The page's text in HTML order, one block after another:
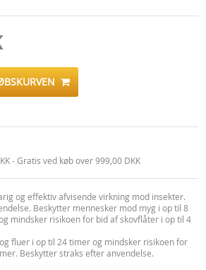
- Gratis ved køb over 999,00 DKK
og effektiv afvisende virkning mod insekter.
Beskytter mennesker mod myg i op til 8
mindsker risikoen for bid af skovflåter i op til 4
fluer i op til 24 timer og mindsker risikoen for
Beskytter straks efter anvendelse.